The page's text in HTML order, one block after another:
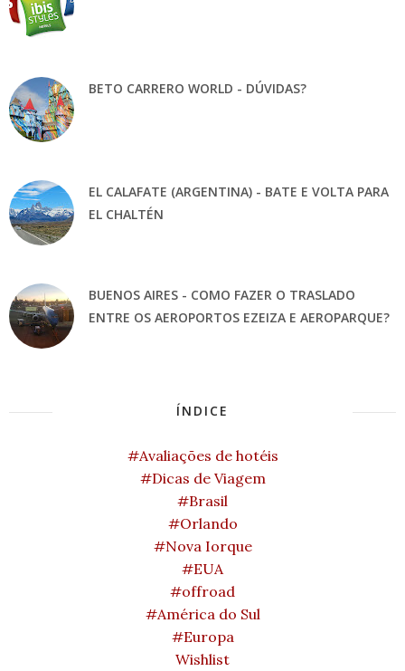
BETO CARRERO WORLD - DÚVIDAS?
EL CALAFATE (ARGENTINA) - BATE E VOLTA PARA
EL CHALTÉN
BUENOS AIRES - COMO FAZER O TRASLADO
ENTRE OS AEROPORTOS EZEIZA E AEROPARQUE?
ÍNDICE
#Avaliações de hotéis
#Dicas de Viagem
#Brasil
#Orlando
#Nova Iorque
#EUA
#offroad
#América do Sul
#Europa
Wishlist